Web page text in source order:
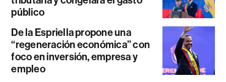
público
De la Espriella propone una
“regeneración económica” con
foco en inversión, empresa y
empleo